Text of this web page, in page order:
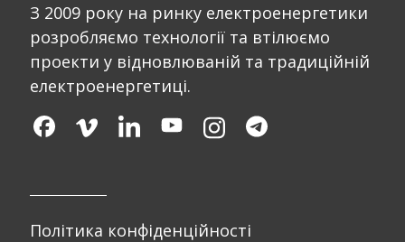
З 2009 року на ринку електроенергетики
розробляємо технології та втілюємо
проекти у відновлюваній та традиційній
електроенергетиці.
Політика конфіденційності